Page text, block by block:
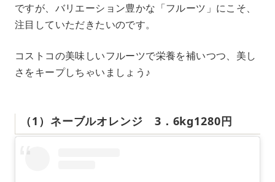
ですが、バリエーション豊かな「フルーツ」にこそ、
注目していただきたいのです。
コストコの美味しいフルーツで栄養を補いつつ、美し
さをキープしちゃいましょう♪
（1）ネーブルオレンジ 3．6kg1280円